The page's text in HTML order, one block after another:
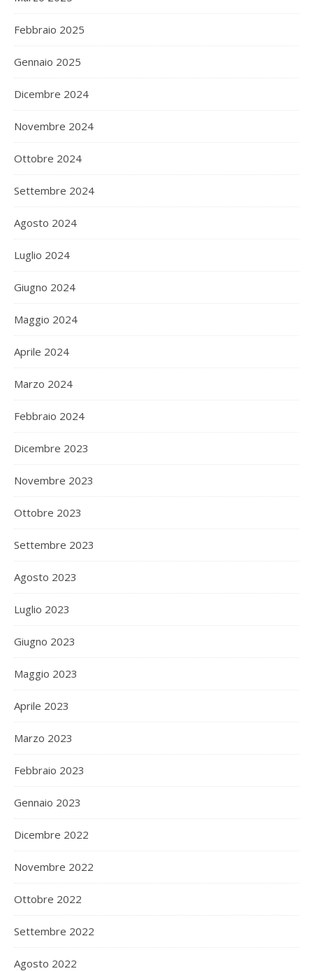
Febbraio 2025
Gennaio 2025
Dicembre 2024
Novembre 2024
Ottobre 2024
Settembre 2024
Agosto 2024
Luglio 2024
Giugno 2024
Maggio 2024
Aprile 2024
Marzo 2024
Febbraio 2024
Dicembre 2023
Novembre 2023
Ottobre 2023
Settembre 2023
Agosto 2023
Luglio 2023
Giugno 2023
Maggio 2023
Aprile 2023
Marzo 2023
Febbraio 2023
Gennaio 2023
Dicembre 2022
Novembre 2022
Ottobre 2022
Settembre 2022
Agosto 2022